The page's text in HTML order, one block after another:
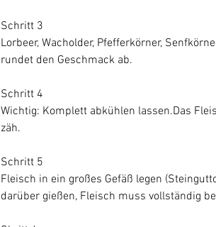
Schritt 3
Lorbeer, Wacholder, Pfefferkörner,
rundet den Geschmack ab.
Schritt 4
Wichtig: Komplett abkühlen lassen.Das
zäh.
Schritt 5
Fleisch in ein großes Gefäß legen
darüber gießen, Fleisch muss vollständig